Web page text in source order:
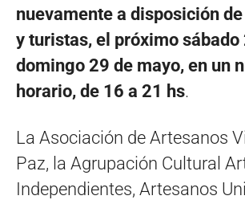
nuevamente a disposición
y turistas, el próximo sábado
domingo 29 de mayo, en un
horario, de 16 a 21 hs.
La Asociación de Artesanos
Paz, la Agrupación Cultural
Independientes, Artesanos